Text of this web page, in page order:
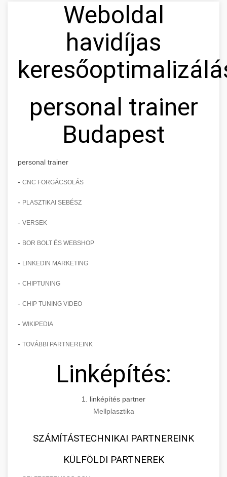
Weboldal
havidíjas
personal trainer
Budapest
personal trainer
- CNC FORGÁCSOLÁS
- PLASZTIKAI SEBÉSZ
- VERSEK
- BOR BOLT ÉS WEBSHOP
- LINKEDIN MARKETING
- CHIPTUNING
- CHIP TUNING VIDEO
- WIKIPEDIA
- TOVÁBBI PARTNEREINK
Linképítés:
1. linképítés partner
Mellplasztika
SZÁMÍTÁSTECHNIKAI PARTNEREINK
KÜLFÖLDI PARTNEREK